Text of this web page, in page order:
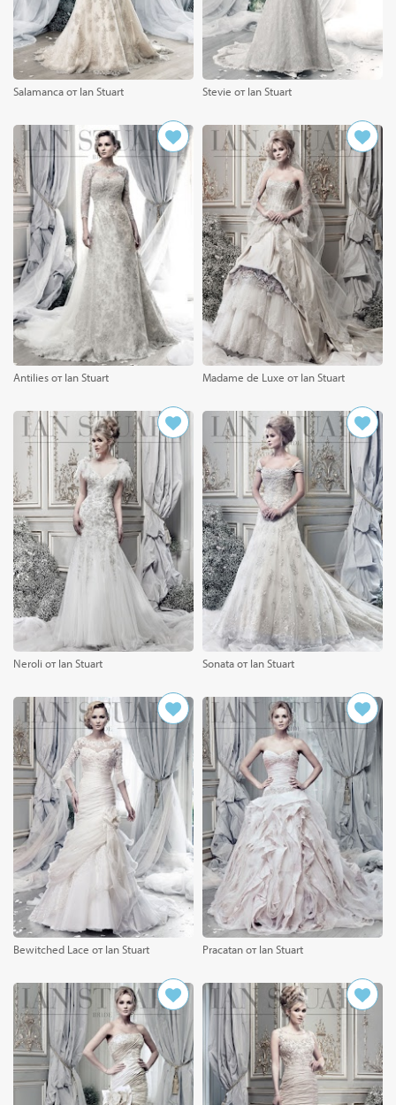
Salamanca от Ian Stuart Stevie от Ian Stuart
Antilies от Ian Stuart Madame de Luxe от Ian Stuart
Neroli от Ian Stuart Sonata от Ian Stuart
Bewitched Lace от Ian Stuart Pracatan от Ian Stuart